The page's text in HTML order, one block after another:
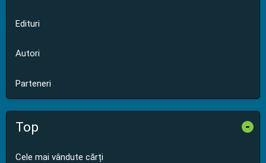
Edituri
Autori
Parteneri
Top -
Cele mai vândute cărți